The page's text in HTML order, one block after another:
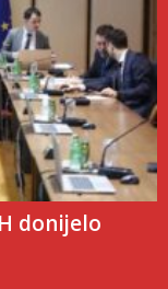
donijelo